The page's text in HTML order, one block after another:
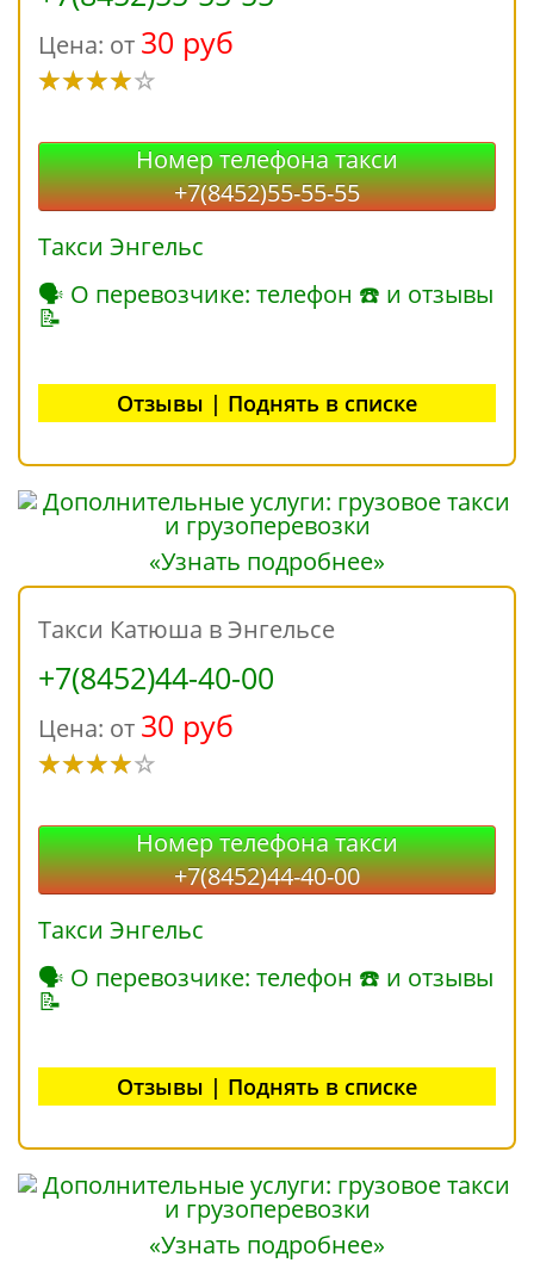
Цена: от 30 руб
Номер телефона такси
+7(8452)55-55-55
Такси Энгельс
🗣 О перевозчике: телефон ☎ и отзывы
📝
Отзывы | Поднять в списке
«Узнать подробнее»
Такси Катюша в Энгельсе
+7(8452)44-40-00
Цена: от 30 руб
Номер телефона такси
+7(8452)44-40-00
Такси Энгельс
🗣 О перевозчике: телефон ☎ и отзывы
📝
Отзывы | Поднять в списке
«Узнать подробнее»